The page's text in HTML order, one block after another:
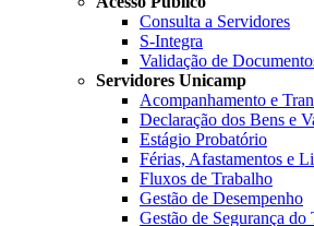
Consulta a Servidores
S-Integra
Validação de
Servidores Unicamp
Acompanhamento e
Declaração dos Bens e
Estágio Probatório
Férias, Afastamentos e
Fluxos de Trabalho
Gestão de Desempenho
Gestão de Segurança do